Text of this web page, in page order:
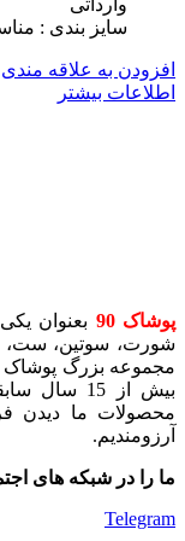
سایز بندی : مناسب
افزودن به علاقه مندی
اطلاعات بیشتر
پوشاک 90
بعنوان
شورت، سوتین،
بیش از 15
محصولات ما دیدن
آرزومندیم.
ما را در شبکه های
Telegram